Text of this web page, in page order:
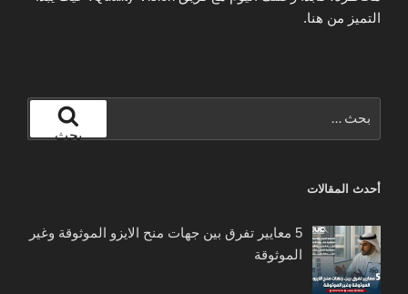
التميز من هنا.
عن:
بحث
أحدث المقالات
5 معايير تفرق بين جهات منح الايزو الموثوقة وغير
الموثوقة